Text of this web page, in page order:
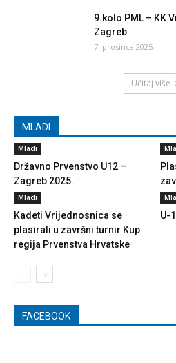
9.kolo PML – KK
Zagreb
7. prosinca 2025.
Učitaj više
MLADI
Mladi
Državno Prvenstvo U12 –
Zagreb 2025.
Mladi
Kadeti Vrijednosnica se
plasirali u završni turnir Kup
regija Prvenstva Hrvatske
U-
FACEBOOK